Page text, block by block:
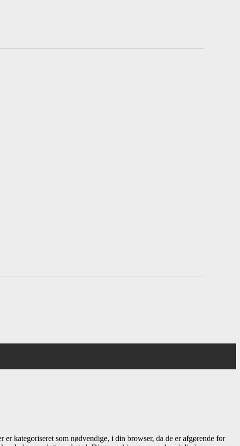
kategoriseret som nødvendige, i din browser, da de er afgørende for